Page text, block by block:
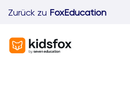
Zurück zu FoxEducation